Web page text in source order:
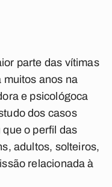
parte das vítimas
muitos anos na
e psicológoca
dos casos
o perfil das
adultos, solteiros,
relacionada à